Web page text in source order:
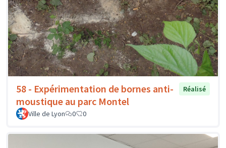
58 - Expérimentation de bornes anti-
moustique au parc Montel
Réalisé
Ville de Lyon 0 0